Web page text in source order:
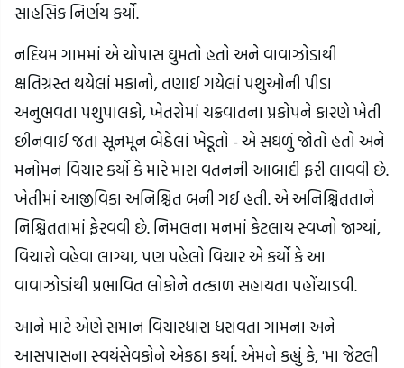
સાહસિક નિર્ણય કર્યો.
નદિયમ ગામમાં એ ચોપાસ ઘુમતો હતો અને વાવાઝોડાથી
ક્ષતિગ્રસ્ત થયેલાં મકાનો, તણાઈ ગયેલાં પશુઓની પીડા
અનુભવતા પશુપાલકો, ખેતરોમાં ચક્રવાતના પ્રકોપને કારણે ખેતી
છીનવાઈ જતા સૂનમૂન બેઠેલાં ખેડૂતો - એ સઘળું જોતો હતો અને
મનોમન વિચાર કર્યો કે મારે મારા વતનની આબાદી ફરી લાવવી છે.
ખેતીમાં આજીવિકા અનિશ્ચિત બની ગઈ હતી. એ અનિશ્ચિતતાને
નિશ્ચિતતામાં ફેરવવી છે. નિમલના મનમાં કેટલાય સ્વપ્નો જાગ્યાં,
વિચારો વહેવા લાગ્યા, પણ પહેલો વિચાર એ કર્યો કે આ
વાવાઝોડાંથી પ્રભાવિત લોકોને તત્કાળ સહાયતા પહોંચાડવી.
આને માટે એણે સમાન વિચારધારા ધરાવતા ગામના અને
આસપાસના સ્વયંસેવકોને એકઠા કર્યા. એમને કહ્યું કે, 'મા જેટલી